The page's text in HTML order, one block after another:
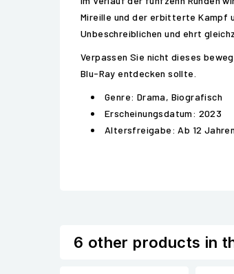
Mireille und der erbitterte Kampf
Unbeschreiblichen und ehrt
Verpassen Sie nicht dieses
Blu-Ray entdecken sollte.
Genre: Drama, Biografisch
Erscheinungsdatum: 2023
Altersfreigabe: Ab 12 Jahren
6 other products in